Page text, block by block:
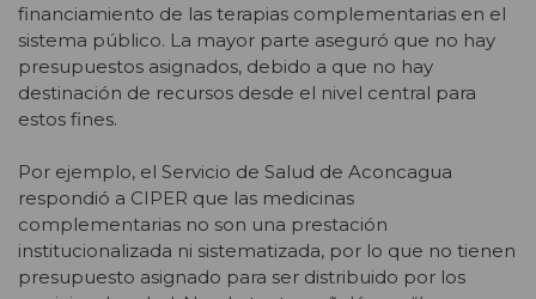
financiamiento de las terapias complementarias en el
sistema público. La mayor parte aseguró que no hay
presupuestos asignados, debido a que no hay
destinación de recursos desde el nivel central para
estos fines.
Por ejemplo, el Servicio de Salud de Aconcagua
respondió a CIPER que las medicinas
complementarias no son una prestación
institucionalizada ni sistematizada, por lo que no tienen
presupuesto asignado para ser distribuido por los